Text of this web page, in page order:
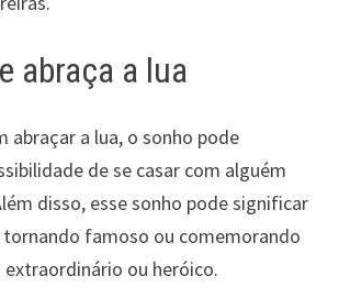
abraça a lua
abraçar a lua, o sonho pode
de se casar com alguém
disso, esse sonho pode significar
tornando famoso ou comemorando
ou heróico.